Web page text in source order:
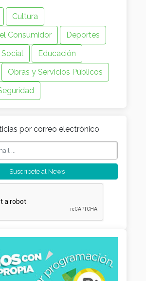
Cultura
Consumidor
Deportes
Educación
Obras y Servicios Públicos
por correo electrónico